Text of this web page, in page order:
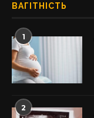
ВАГІТНІСТЬ
1
2